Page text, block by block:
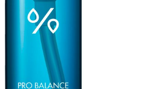
Всі товари